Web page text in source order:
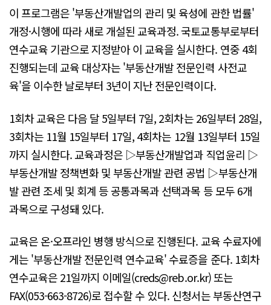
이 프로그램은 '부동산개발업의 관리 및 육성에 관한 법률'
개정·시행에 따라 새로 개설된 교육과정. 국토교통부로부터
연수교육 기관으로 지정받아 이 교육을 실시한다. 연중 4회
진행되는데 교육 대상자는 '부동산개발 전문인력 사전교
육'을 이수한 날로부터 3년이 지난 전문인력이다.
1회차 교육은 다음 달 5일부터 7일, 2회차는 26일부터 28일,
3회차는 11월 15일부터 17일, 4회차는 12월 13일부터 15일
까지 실시한다. 교육과정은 ▷부동산개발업과 직업윤리 ▷
부동산개발 정책변화 및 부동산개발 관련 공법 ▷부동산개
발 관련 조세 및 회계 등 공통과목과 선택과목 등 모두 6개
과목으로 구성돼 있다.
교육은 온·오프라인 병행 방식으로 진행된다. 교육 수료자에
게는 '부동산개발 전문인력 연수교육' 수료증을 준다. 1회차
연수교육은 21일까지 이메일(creds@reb.or.kr) 또는
FAX(053-663-8726)로 접수할 수 있다. 신청서는 부동산연구